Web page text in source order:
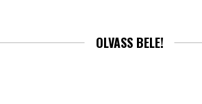
OLVASS BELE!